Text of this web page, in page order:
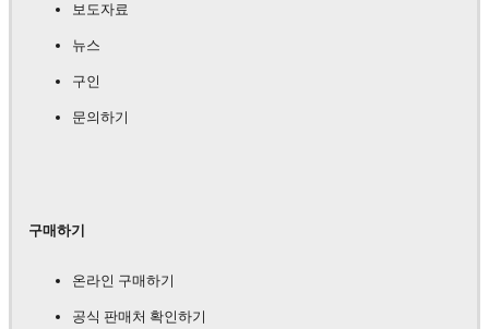
보도자료
뉴스
구인
문의하기
구매하기
온라인 구매하기
공식 판매처 확인하기